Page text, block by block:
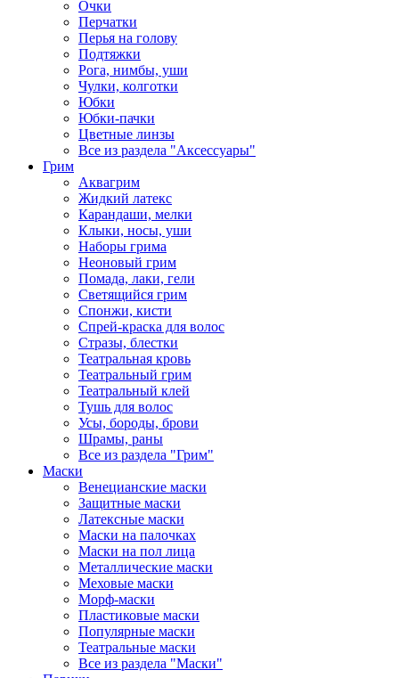
Очки
Перчатки
Перья на голову
Подтяжки
Рога, нимбы, уши
Чулки, колготки
Юбки
Юбки-пачки
Цветные линзы
Все из раздела "Аксессуары"
Грим
Аквагрим
Жидкий латекс
Карандаши, мелки
Клыки, носы, уши
Наборы грима
Неоновый грим
Помада, лаки, гели
Светящийся грим
Спонжи, кисти
Спрей-краска для волос
Стразы, блестки
Театральная кровь
Театральный грим
Театральный клей
Тушь для волос
Усы, бороды, брови
Шрамы, раны
Все из раздела "Грим"
Маски
Венецианские маски
Защитные маски
Латексные маски
Маски на палочках
Маски на пол лица
Металлические маски
Меховые маски
Морф-маски
Пластиковые маски
Популярные маски
Театральные маски
Все из раздела "Маски"